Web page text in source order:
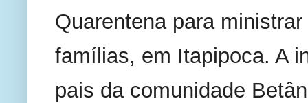
Quarentena para
famílias, em Itapipoca. A
pais da comunidade